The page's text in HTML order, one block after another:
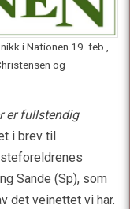
i Nationen 19. feb.,
og
er fullstendig
i brev til
Sande (Sp), som
det veinettet vi har.